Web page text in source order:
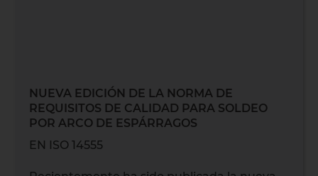
NUEVA EDICIÓN DE LA NORMA DE
REQUISITOS DE CALIDAD PARA SOLDEO
POR ARCO DE ESPÁRRAGOS
EN ISO 14555